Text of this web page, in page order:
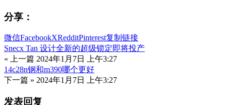
分享：
微信FacebookXRedditPinterest复制链接
Snecx Tan 设计全新的超级锁定即将投产
« 上一篇 2024年1月7日 上午3:27
14c28n钢和m390哪个更好
下一篇 » 2024年1月7日 上午3:27
发表回复